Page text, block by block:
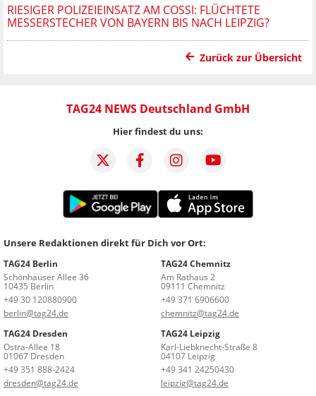
RIESIGER POLIZEIEINSATZ AM COSSI: FLÜCHTETE
MESSERSTECHER VON BAYERN BIS NACH LEIPZIG?
Zurück zur Übersicht
TAG24 NEWS Deutschland GmbH
Hier findest du uns:
Unsere Redaktionen direkt für Dich vor Ort:
TAG24 Berlin
Schönhauser Allee 36
10435 Berlin
+49 30 120880900
berlin@tag24.de
TAG24 Chemnitz
Am Rathaus 2
09111 Chemnitz
+49 371 6906600
chemnitz@tag24.de
TAG24 Dresden
Ostra-Allee 18
01067 Dresden
+49 351 888-2424
dresden@tag24.de
TAG24 Leipzig
Karl-Liebknecht-Straße 8
04107 Leipzig
+49 341 24250430
leipzig@tag24.de